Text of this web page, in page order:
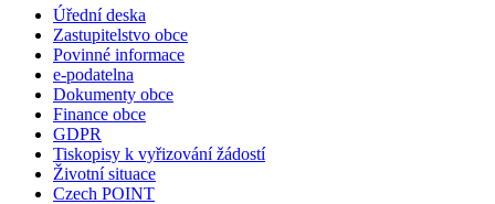
Úřední deska
Zastupitelstvo obce
Povinné informace
e-podatelna
Dokumenty obce
Finance obce
GDPR
Tiskopisy k vyřizování žádostí
Životní situace
Czech POINT